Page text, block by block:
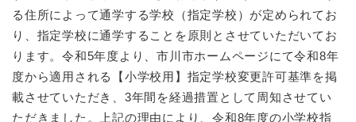
る住所によって通学する学校（指定学校）が定められてお
り、指定学校に通学することを原則とさせていただいてお
ります。令和5年度より、市川市ホームページにて令和8年
度から適用される【小学校用】指定学校変更許可基準を掲
載させていただき、3年間を経過措置として周知させてい
ただきました。上記の理由により、令和8年度の小学校指